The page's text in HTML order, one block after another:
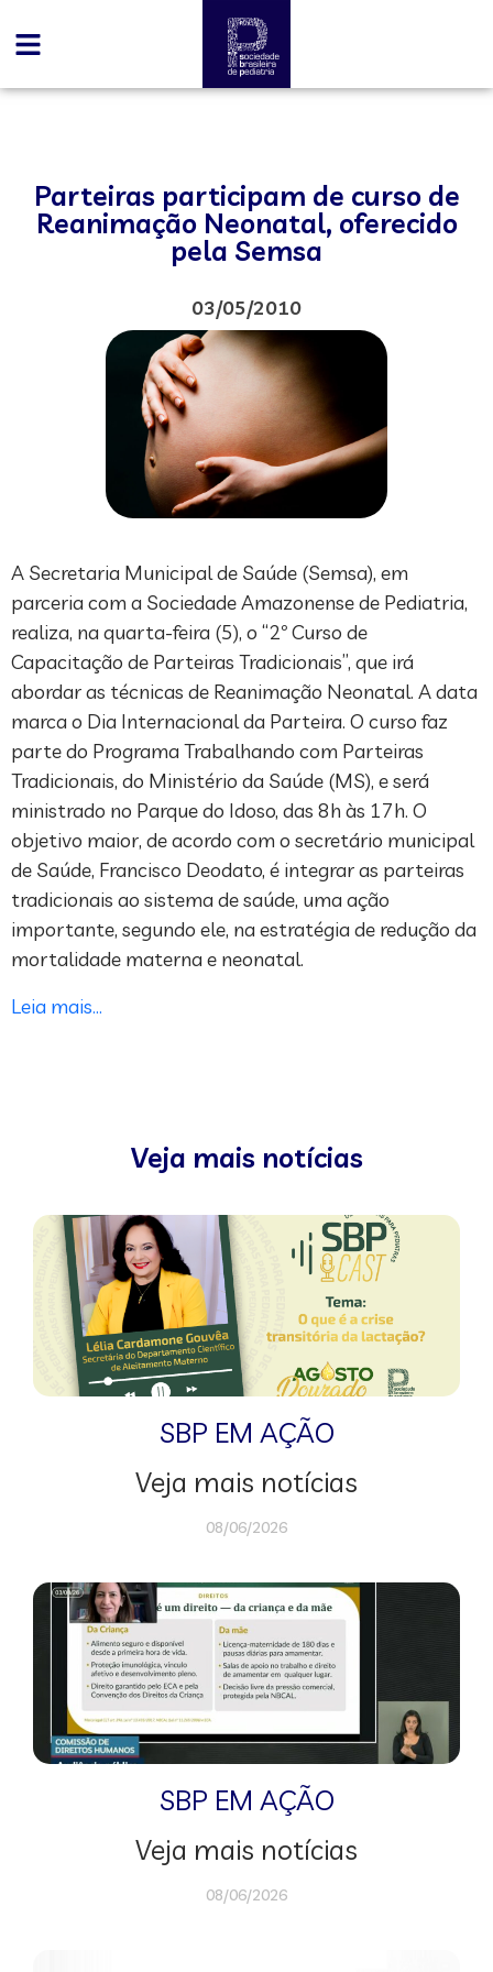
Parteiras participam de curso de
Reanimação Neonatal, oferecido
pela Semsa
03/05/2010
A Secretaria Municipal de Saúde (Semsa), em
parceria com a Sociedade Amazonense de Pediatria,
realiza, na quarta-feira (5), o “2º Curso de
Capacitação de Parteiras Tradicionais”, que irá
abordar as técnicas de Reanimação Neonatal. A data
marca o Dia Internacional da Parteira. O curso faz
parte do Programa Trabalhando com Parteiras
Tradicionais, do Ministério da Saúde (MS), e será
ministrado no Parque do Idoso, das 8h às 17h. O
objetivo maior, de acordo com o secretário municipal
de Saúde, Francisco Deodato, é integrar as parteiras
tradicionais ao sistema de saúde, uma ação
importante, segundo ele, na estratégia de redução da
mortalidade materna e neonatal.
Leia mais…
Veja mais notícias
SBP EM AÇÃO
Veja mais notícias
08/06/2026
SBP EM AÇÃO
Veja mais notícias
08/06/2026